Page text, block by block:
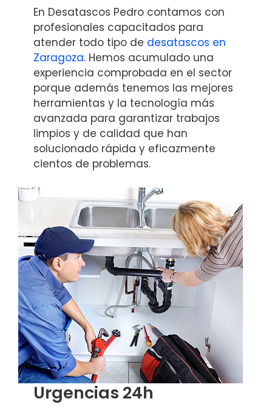
En Desatascos Pedro contamos con
profesionales capacitados para
atender todo tipo de desatascos en
Zaragoza. Hemos acumulado una
experiencia comprobada en el sector
porque además tenemos las mejores
herramientas y la tecnología más
avanzada para garantizar trabajos
limpios y de calidad que han
solucionado rápida y eficazmente
cientos de problemas.
Urgencias 24h